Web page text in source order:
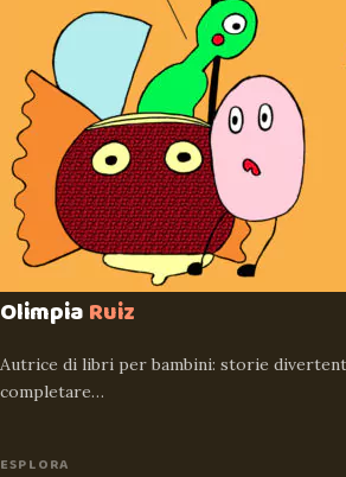
OlimpiaRuiz
Autrice di libri per bambini: storie
completare…
ESPLORA